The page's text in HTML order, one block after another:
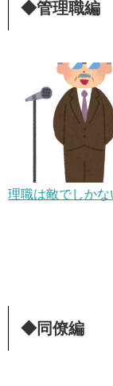
◆管理職編
理職は敵でしか
◆同僚編